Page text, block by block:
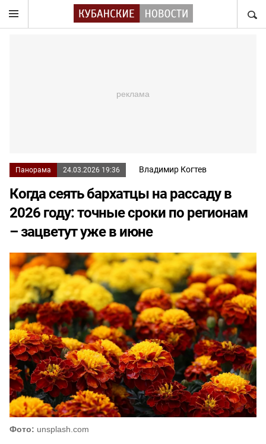
Панорама 24.03.2026 19:36 Владимир Когтев
Когда сеять бархатцы на рассаду в
2026 году: точные сроки по регионам
– зацветут уже в июне
Фото: unsplash.com